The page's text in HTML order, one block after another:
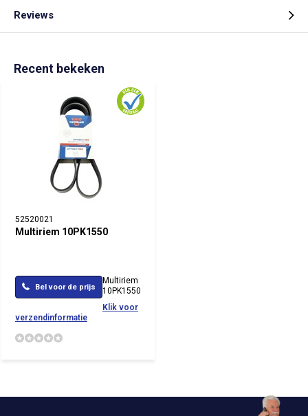
Reviews
Recent bekeken
52520021
Multiriem 10PK1550
Bel voor de prijs
Multiriem
10PK1550
Klik voor
verzendinformatie